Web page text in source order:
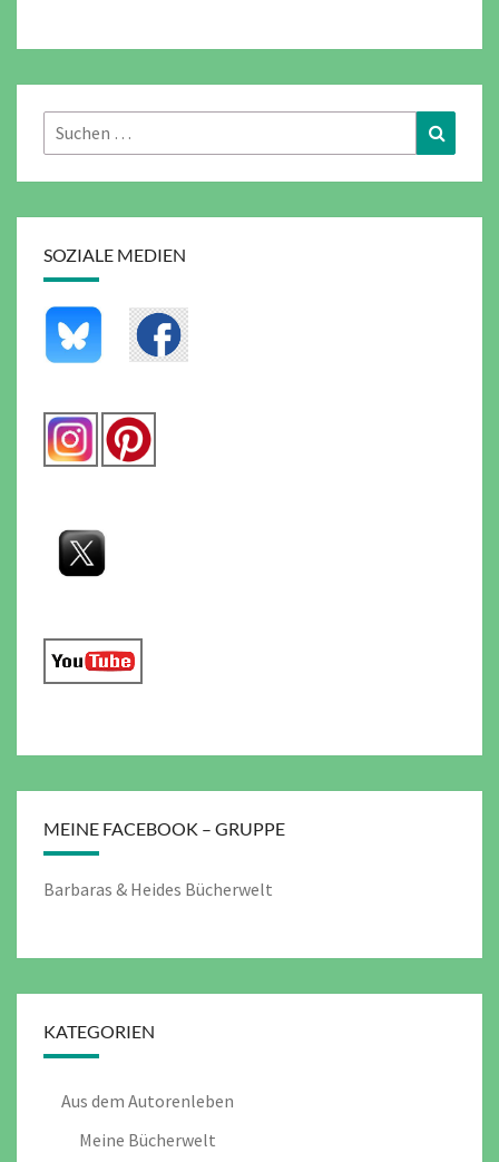
Suchen
nach:
SOZIALE MEDIEN
MEINE FACEBOOK – GRUPPE
Barbaras & Heides Bücherwelt
KATEGORIEN
Aus dem Autorenleben
Meine Bücherwelt